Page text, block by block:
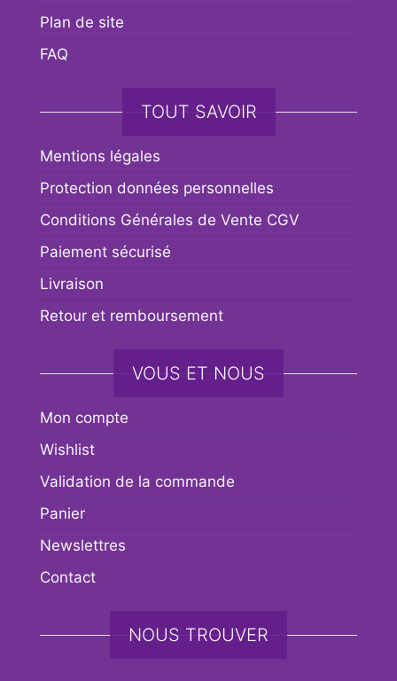
Plan de site
FAQ
TOUT SAVOIR
Mentions légales
Protection données personnelles
Conditions Générales de Vente CGV
Paiement sécurisé
Livraison
Retour et remboursement
VOUS ET NOUS
Mon compte
Wishlist
Validation de la commande
Panier
Newslettres
Contact
NOUS TROUVER